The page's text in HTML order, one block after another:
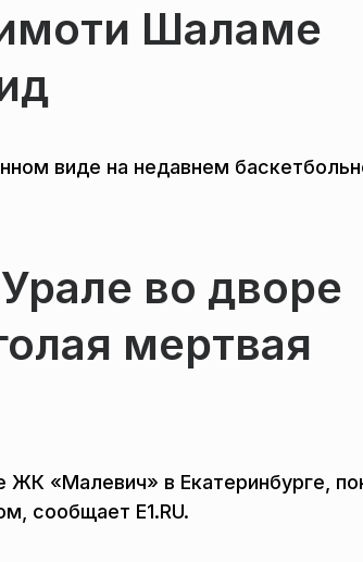
Шаламе
виде на недавнем
во дворе
мертвая
«Малевич» в Екатеринбурге,
сообщает E1.RU.